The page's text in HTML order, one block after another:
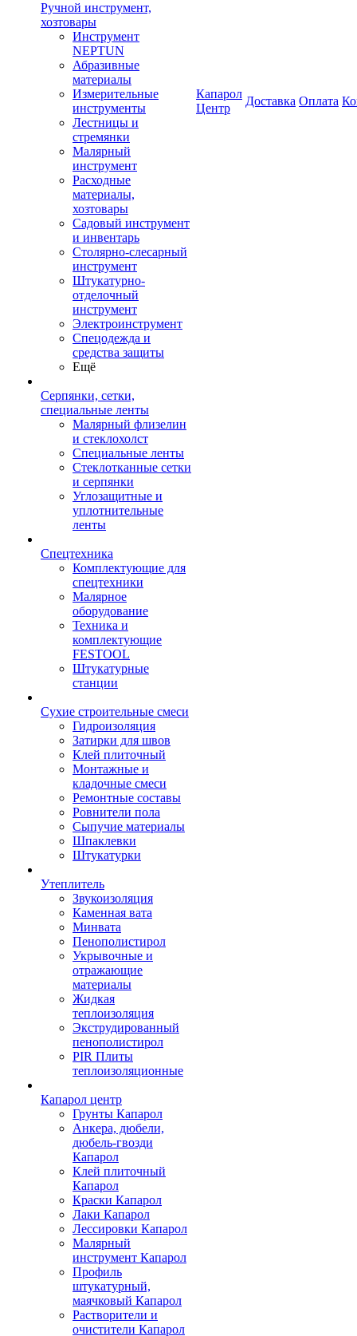
Ручной инструмент,
хозтовары
Инструмент
NEPTUN
Абразивные
материалы
Измерительные
инструменты
Лестницы и
стремянки
Малярный
инструмент
Расходные
материалы,
хозтовары
Садовый инструмент
и инвентарь
Столярно-слесарный
инструмент
Штукатурно-
отделочный
инструмент
Электроинструмент
Спецодежда и
средства защиты
Ещё
Серпянки, сетки,
специальные ленты
Малярный флизелин
и стеклохолст
Специальные ленты
Стеклотканные сетки
и серпянки
Углозащитные и
уплотнительные
ленты
Спецтехника
Комплектующие для
спецтехники
Малярное
оборудование
Техника и
комплектующие
FESTOOL
Штукатурные
станции
Сухие строительные смеси
Гидроизоляция
Затирки для швов
Клей плиточный
Монтажные и
кладочные смеси
Ремонтные составы
Ровнители пола
Сыпучие материалы
Шпаклевки
Штукатурки
Утеплитель
Звукоизоляция
Каменная вата
Минвата
Пенополистирол
Укрывочные и
отражающие
материалы
Жидкая
теплоизоляция
Экструдированный
пенополистирол
PIR Плиты
теплоизоляционные
Капарол центр
Грунты Капарол
Анкера, дюбели,
дюбель-гвозди
Капарол
Клей плиточный
Капарол
Краски Капарол
Лаки Капарол
Лессировки Капарол
Малярный
инструмент Капарол
Профиль
штукатурный,
маячковый Капарол
Растворители и
очистители Капарол
Капарол
Центр
Доставка Оплата